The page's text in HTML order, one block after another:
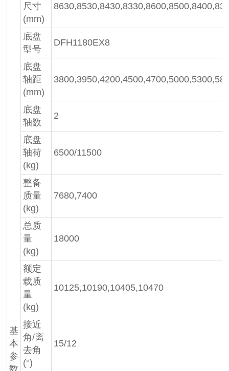
基
本
参
数
尺寸
(mm)
底盘
型号
DFH1180EX8
底盘
轴距
(mm)
底盘
轴数
2
底盘
轴荷
(kg)
6500/11500
整备
质量
(kg)
7680,7400
总质
量
(kg)
18000
额定
载质
量
(kg)
10125,10190,10405,10470
接近
角/离
去角
(°)
15/12